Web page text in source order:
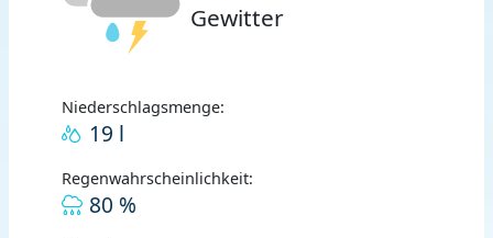
Gewitter
Niederschlagsmenge:
19 l
Regenwahrscheinlichkeit:
80 %